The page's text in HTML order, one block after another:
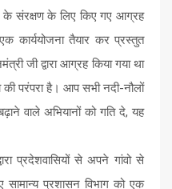
के संरक्षण के लिए किए गए आग्रह
कार्ययोजना तैयार कर प्रस्तुत
जी द्वारा आग्रह किया गया था
की परंपरा है। आप सभी नदी-नौलों
वाले अभियानों को गति दे, यह
प्रदेशवासियों से अपने गांवो से
प्रशासन विभाग को एक